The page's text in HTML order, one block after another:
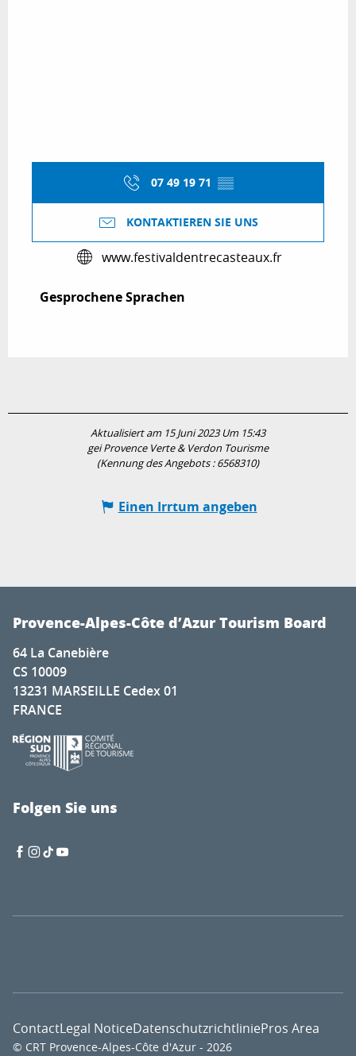
07 49 19 71 ▒▒
KONTAKTIEREN SIE UNS
www.festivaldentrecasteaux.fr
Gesprochene Sprachen
Gesprochene Sprachen
Aktualisiert am 15 Juni 2023 Um 15:43
gei Provence Verte & Verdon Tourisme
(Kennung des Angebots :6568310)
Einen Irrtum angeben
Provence-Alpes-Côte d’Azur Tourism Board
64 La Canebière
CS 10009
13231 MARSEILLE Cedex 01
FRANCE
Folgen Sie uns
© CRT Provence-Alpes-Côte d'Azur - 2026
ContactLegal NoticeDatenschutzrichtliniePros Area